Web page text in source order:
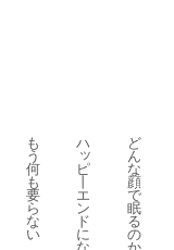
ど
ん
な
顔
で
眠
る
の
ハ
ッ
ピ
エ
ン
ド
に
も
う
何
も
要
ら
な
い